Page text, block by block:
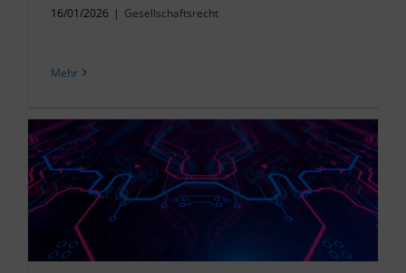
16/01/2026 | Gesellschaftsrecht
Mehr